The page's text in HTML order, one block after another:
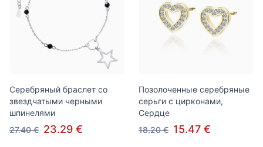
Серебряный браслет со
звездчатыми черными
шпинелями
27.40 € 23.29 €
Позолоченные серебряные
серьги с цирконами,
Сердце
18.20 € 15.47 €